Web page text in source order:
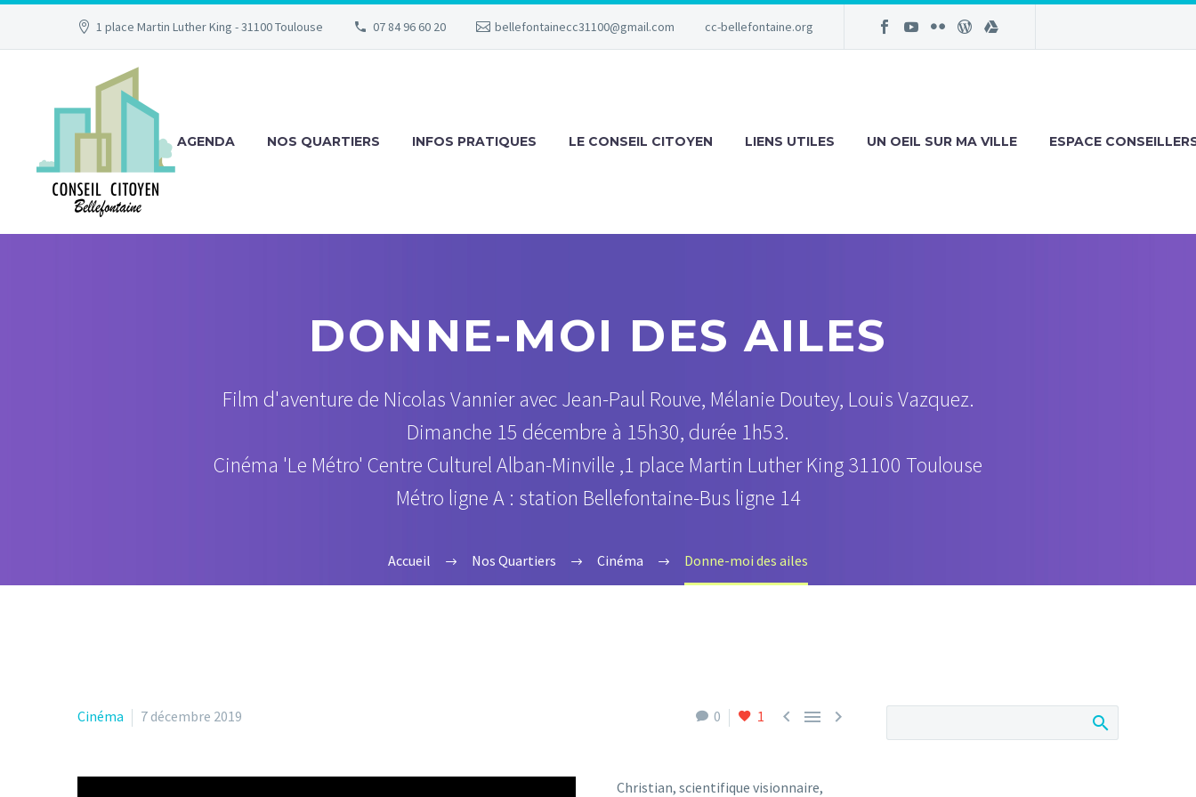
1 place Martin Luther King - 31100 Toulouse 07 84 96 60 20 bellefontainecc31100@gmail.com cc-bellefontaine.org
AGENDA NOS QUARTIERS INFOS PRATIQUES LE CONSEIL CITOYEN LIENS UTILES UN OEIL SUR MA VILLE ESPACE
DONNE-MOI DES AILES
Film d'aventure de Nicolas Vannier avec Jean-Paul Rouve, Mélanie Doutey, Louis Vazquez.
Dimanche 15 décembre à 15h30, durée 1h53.
Cinéma 'Le Métro' Centre Culturel Alban-Minville ,1 place Martin Luther King 31100 Toulouse
Métro ligne A : station Bellefontaine-Bus ligne 14
Accueil Nos Quartiers Cinéma Donne-moi des ailes
0 1   
Cinéma 7 décembre 2019
Christian, scientifique visionnaire,